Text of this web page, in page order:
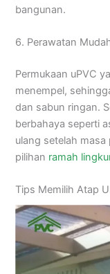
bangunan.
6. Perawatan
Permukaan uPVC
menempel,
dan sabun ringan.
berbahaya seperti
ulang setelah
pilihan ramah
Tips Memilih Atap